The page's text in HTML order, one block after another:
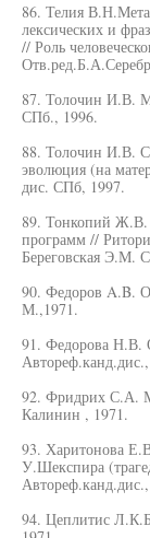
86. Телия
лексических и
// Роль
87. Толочин И.В.
СПб., 1996.
88. Толочин И.В.
эволюция (на
дис. СПб, 1997.
89. Тонкопий Ж.В.
программ //
Береговская Э.М.
90. Федоров A.B.
М.,1971.
91. Федорова Н.В.
92. Фридрих С.А.
Калинин , 1971.
93. Харитонова
У.Шекспира
94. Цеплитис